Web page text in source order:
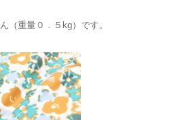
（重量０．５kg）です。